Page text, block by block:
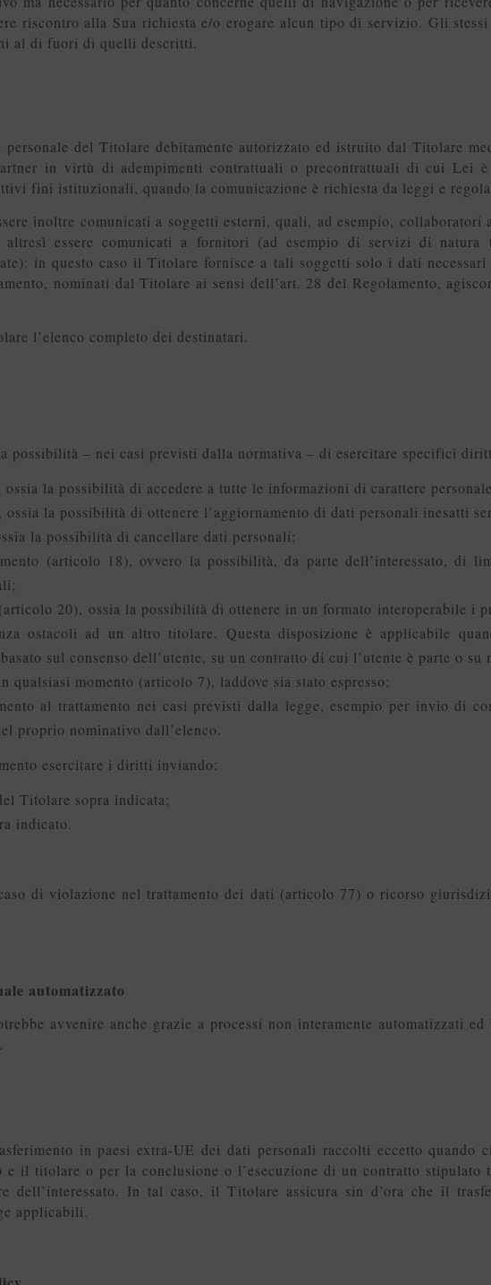
riscontro alla Sua richiesta e/o erogare alcun tipo di servizio. Gli
al di fuori di quelli descritti.
del Titolare debitamente autorizzato ed istruito dal Titolare
in virtù di adempimenti contrattuali o precontrattuali di cui Lei è
fini istituzionali, quando la comunicazione è richiesta da leggi e
inoltre comunicati a soggetti esterni, quali, ad esempio, collaboratori
essere comunicati a fornitori (ad esempio di servizi di natura
in questo caso il Titolare fornisce a tali soggetti solo i dati
nominati dal Titolare ai sensi dell’art. 28 del Regolamento,
l’elenco completo dei destinatari.
possibilità – nei casi previsti dalla normativa – di esercitare specifici
la possibilità di accedere a tutte le informazioni di carattere
la possibilità di ottenere l’aggiornamento di dati personali inesatti
la possibilità di cancellare dati personali;
(articolo 18), ovvero la possibilità, da parte dell’interessato, di
20), ossia la possibilità di ottenere in un formato interoperabile i
ostacoli ad un altro titolare. Questa disposizione è applicabile
sul consenso dell’utente, su un contratto di cui l’utente è parte o su
qualsiasi momento (articolo 7), laddove sia stato espresso;
al trattamento nei casi previsti dalla legge, esempio per invio di
proprio nominativo dall’elenco.
esercitare i diritti inviando:
Titolare sopra indicata;
indicato.
di violazione nel trattamento dei dati (articolo 77) o ricorso
automatizzato
avvenire anche grazie a processi non interamente automatizzati
in paesi extra-UE dei dati personali raccolti eccetto quando
e il titolare o per la conclusione o l’esecuzione di un contratto stipulato
dell’interessato. In tal caso, il Titolare assicura sin d’ora che il
applicabili.